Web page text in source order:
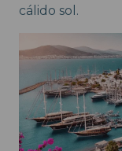
cálido sol.